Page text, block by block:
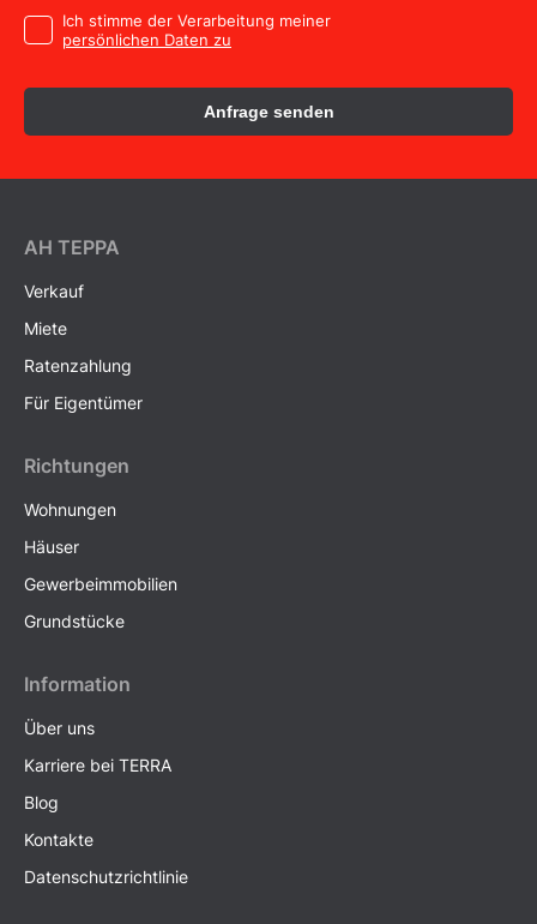
Ich stimme der Verarbeitung meiner
persönlichen Daten zu
Anfrage senden
AH ТEPPA
Verkauf
Miete
Ratenzahlung
Für Eigentümer
Richtungen
Wohnungen
Häuser
Gewerbeimmobilien
Grundstücke
Information
Über uns
Karriere bei TERRA
Blog
Kontakte
Datenschutzrichtlinie